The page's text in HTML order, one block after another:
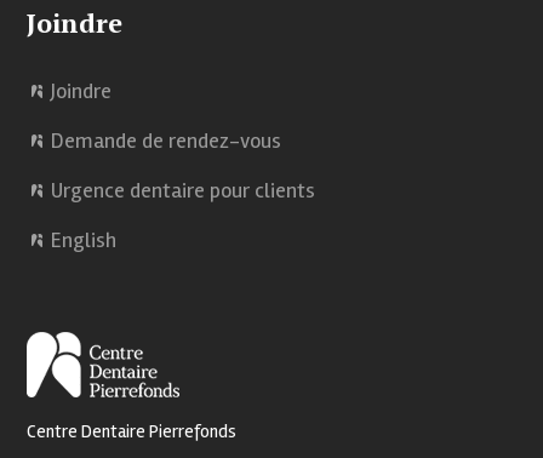
Joindre
Joindre
Demande de rendez-vous
Urgence dentaire pour clients
English
Centre Dentaire Pierrefonds